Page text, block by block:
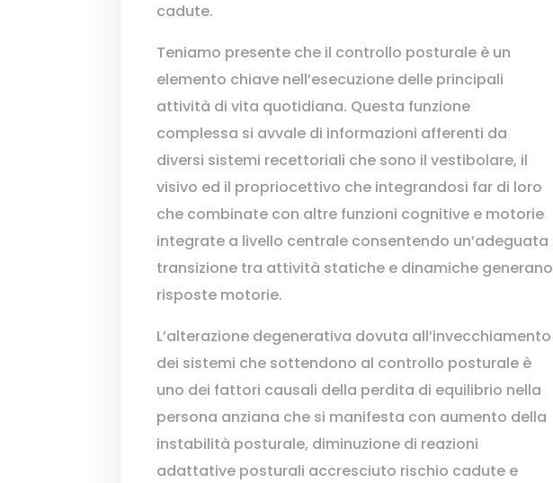
cadute.
Teniamo presente che il controllo posturale è un
elemento chiave nell’esecuzione delle principali
attività di vita quotidiana. Questa funzione
complessa si avvale di informazioni afferenti da
diversi sistemi recettoriali che sono il vestibolare, il
visivo ed il propriocettivo che integrandosi far di loro
che combinate con altre funzioni cognitive e motorie
integrate a livello centrale consentendo un’adeguata
transizione tra attività statiche e dinamiche generano
risposte motorie.
L’alterazione degenerativa dovuta all’invecchiamento
dei sistemi che sottendono al controllo posturale è
uno dei fattori causali della perdita di equilibrio nella
persona anziana che si manifesta con aumento della
instabilità posturale, diminuzione di reazioni
adattative posturali accresciuto rischio cadute e